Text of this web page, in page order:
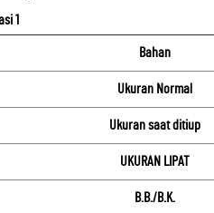
1
Bahan
Ukuran Normal
Ukuran saat ditiup
UKURAN LIPAT
B.B./B.K.